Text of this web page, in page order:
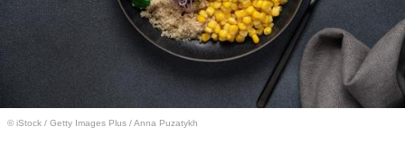
© iStock / Getty Images Plus / Anna Puzatykh